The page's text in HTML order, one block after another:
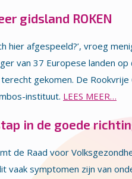
gidsland ROKEN
hier afgespeeld?’, vroeg
van 37 Europese landen op
gekomen. De
instituut. LEES MEER…
in de goede
de Raad voor
vaak symptomen zijn van